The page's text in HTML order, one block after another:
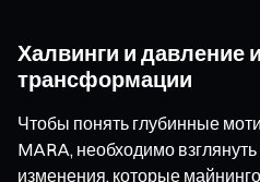
Халвинги и давление
трансформации
Чтобы понять глубинные
MARA, необходимо
изменения, которые